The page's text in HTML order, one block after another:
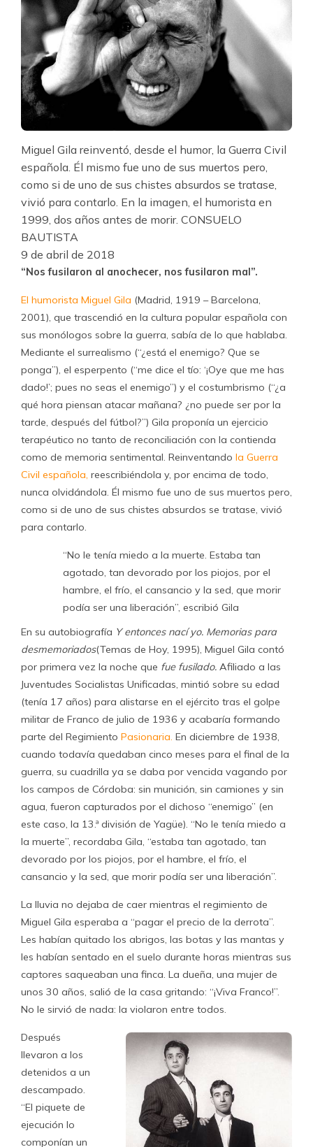
Miguel Gila reinventó, desde el humor, la Guerra Civil
española. Él mismo fue uno de sus muertos pero,
como si de uno de sus chistes absurdos se tratase,
vivió para contarlo. En la imagen, el humorista en
1999, dos años antes de morir. CONSUELO
BAUTISTA
9 de abril de 2018
“Nos fusilaron al anochecer, nos fusilaron mal”.
El humorista Miguel Gila (Madrid, 1919 – Barcelona,
2001), que trascendió en la cultura popular española con
sus monólogos sobre la guerra, sabía de lo que hablaba.
Mediante el surrealismo (“¿está el enemigo? Que se
ponga”), el esperpento (“me dice el tío: ‘¡Oye que me has
dado!’; pues no seas el enemigo”) y el costumbrismo (“¿a
qué hora piensan atacar mañana? ¿no puede ser por la
tarde, después del fútbol?”) Gila proponía un ejercicio
terapéutico no tanto de reconciliación con la contienda
como de memoria sentimental. Reinventando la Guerra
Civil española, reescribiéndola y, por encima de todo,
nunca olvidándola. Él mismo fue uno de sus muertos pero,
como si de uno de sus chistes absurdos se tratase, vivió
para contarlo.
“No le tenía miedo a la muerte. Estaba tan
agotado, tan devorado por los piojos, por el
hambre, el frío, el cansancio y la sed, que morir
podía ser una liberación”, escribió Gila
En su autobiografía Y entonces nací yo. Memorias para
desmemoriados(Temas de Hoy, 1995), Miguel Gila contó
por primera vez la noche que fue fusilado. Afiliado a las
Juventudes Socialistas Unificadas, mintió sobre su edad
(tenía 17 años) para alistarse en el ejército tras el golpe
militar de Franco de julio de 1936 y acabaría formando
parte del Regimiento Pasionaria. En diciembre de 1938,
cuando todavía quedaban cinco meses para el final de la
guerra, su cuadrilla ya se daba por vencida vagando por
los campos de Córdoba: sin munición, sin camiones y sin
agua, fueron capturados por el dichoso “enemigo” (en
este caso, la 13.ª división de Yagüe). “No le tenía miedo a
la muerte”, recordaba Gila, “estaba tan agotado, tan
devorado por los piojos, por el hambre, el frío, el
cansancio y la sed, que morir podía ser una liberación”.
La lluvia no dejaba de caer mientras el regimiento de
Miguel Gila esperaba a “pagar el precio de la derrota”.
Les habían quitado los abrigos, las botas y las mantas y
les habían sentado en el suelo durante horas mientras sus
captores saqueaban una finca. La dueña, una mujer de
unos 30 años, salió de la casa gritando: “¡Viva Franco!”.
No le sirvió de nada: la violaron entre todos.
Después
llevaron a los
detenidos a un
descampado.
“El piquete de
ejecución lo
componían un